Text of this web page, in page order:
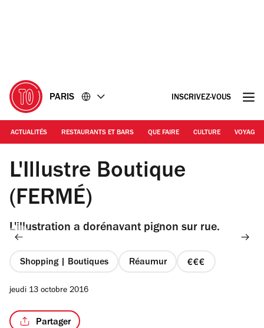
PARIS INSCRIVEZ-VOUS
ACTUALITÉS RESTAURANTS ET BARS QUE FAIRE CULTURE VOYAGE
© Time Out Paris / Illustrations : Steffie Brocoli
L'Illustre Boutique
(FERMÉ)
L'illustration a dorénavant pignon sur rue.
Shopping | Boutiques Réaumur
prix
jeudi 13 octobre 2016
Partager